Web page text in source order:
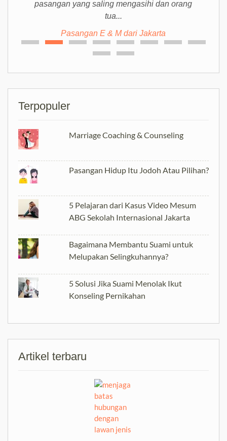
pasangan yang saling mengasihi dan orang
tua...
Pasangan E & M dari Jakarta
Terpopuler
Marriage Coaching & Counseling
Pasangan Hidup Itu Jodoh Atau Pilihan?
5 Pelajaran dari Kasus Video Mesum
ABG Sekolah Internasional Jakarta
Bagaimana Membantu Suami untuk
Melupakan Selingkuhannya?
5 Solusi Jika Suami Menolak Ikut
Konseling Pernikahan
Artikel terbaru